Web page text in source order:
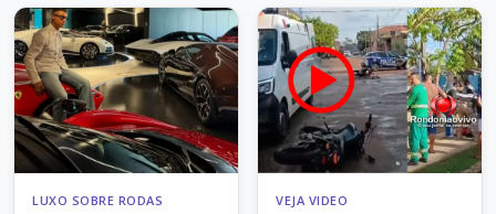
LUXO SOBRE RODAS VEJA VIDEO